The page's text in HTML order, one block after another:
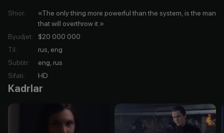
Shior:
«The only thing more powerful than the system, is the man
that will overthrow it.»
Byudjet:
$20 000 000
Til:
rus, eng
Subtitr:
eng, rus
Sifati: HD
Kadrlar